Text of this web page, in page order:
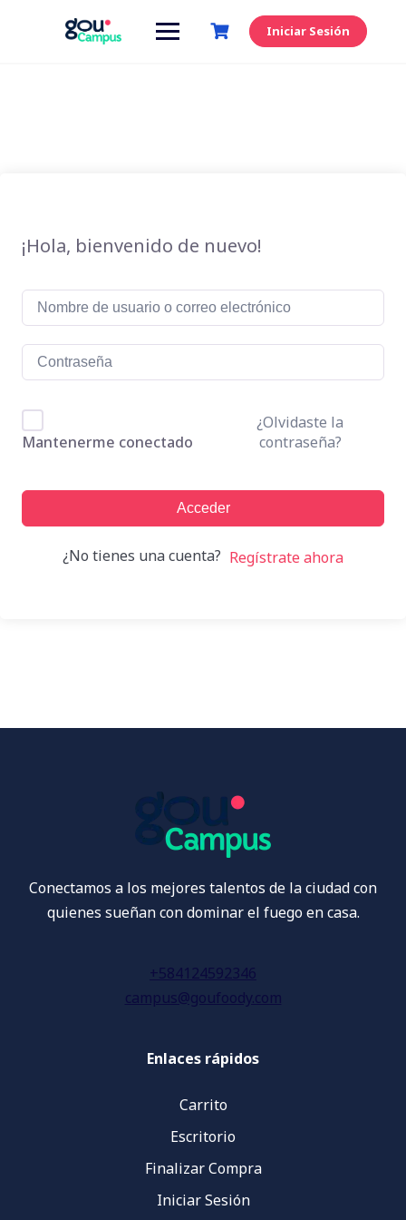
Iniciar Sesión
¡Hola, bienvenido de nuevo!
Mantenerme conectado
¿Olvidaste la
contraseña?
Acceder
¿No tienes una cuenta? Regístrate ahora
Conectamos a los mejores talentos de la ciudad con
quienes sueñan con dominar el fuego en casa.
+584124592346
campus@goufoody.com
Enlaces rápidos
Carrito
Escritorio
Finalizar Compra
Iniciar Sesión